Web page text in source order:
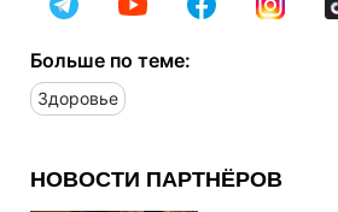
Больше по теме:
Здоровье